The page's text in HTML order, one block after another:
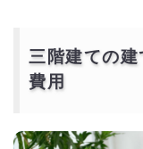
三階建ての
費用